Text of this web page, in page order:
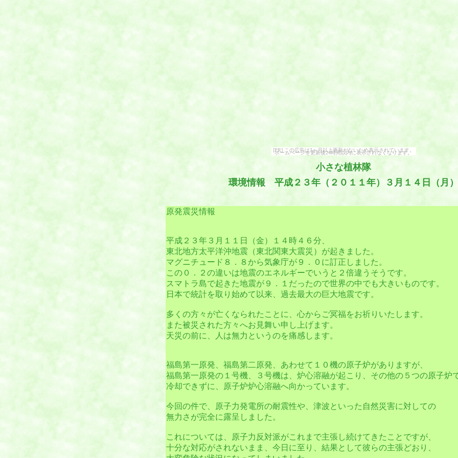
[PR] この広告は3ヶ月以上更新がないため表示されています。
ホームページを更新後24時間以内に表示されなくなります。
小さな植林隊
環境情報 平成２３年（２０１１年）３月１４日（月）
原発震災情報
平成２３年３月１１日（金）１４時４６分、
東北地方太平洋沖地震（東北関東大震災）が起きました。
マグニチュード８．８から気象庁が９．０に訂正しました。
この０．２の違いは地震のエネルギーでいうと２倍違うそうです。
スマトラ島で起きた地震が９．１だったので世界の中でも大きいものです。
日本で統計を取り始めて以来、過去最大の巨大地震です。
多くの方々が亡くなられたことに、心からご冥福をお祈りいたします。
また被災された方々へお見舞い申し上げます。
天災の前に、人は無力というのを痛感します。
福島第一原発、福島第二原発、あわせて１０機の原子炉がありますが、
福島第一原発の１号機、３号機は、炉心溶融が起こり、その他の５つの原子炉
冷却できずに、原子炉炉心溶融へ向かっています。
今回の件で、原子力発電所の耐震性や、津波といった自然災害に対しての
無力さが完全に露呈しました。
これについては、原子力反対派がこれまで主張し続けてきたことですが、
十分な対応がされないまま、今日に至り、結果として彼らの主張どおり、